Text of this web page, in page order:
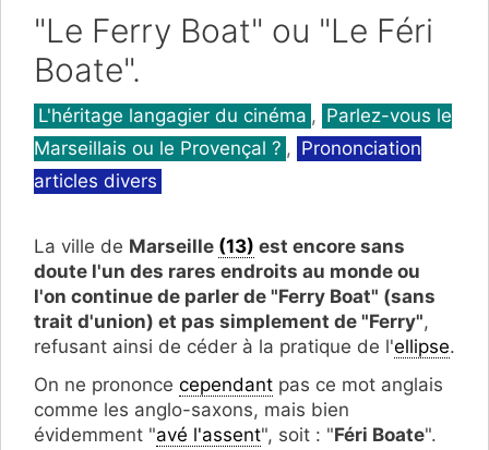
"Le Ferry Boat" ou "Le Féri
Boate".
Catégories
L'héritage langagier du cinéma , Parlez-vous le
Marseillais ou le Provençal ? , Prononciation
articles divers
La ville de Marseille (13) est encore sans
doute l'un des rares endroits au monde ou
l'on continue de parler de "Ferry Boat" (sans
trait d'union) et pas simplement de "Ferry",
refusant ainsi de céder à la pratique de l'ellipse.
On ne prononce cependant pas ce mot anglais
comme les anglo-saxons, mais bien
évidemment "avé l'assent", soit : "Féri Boate".